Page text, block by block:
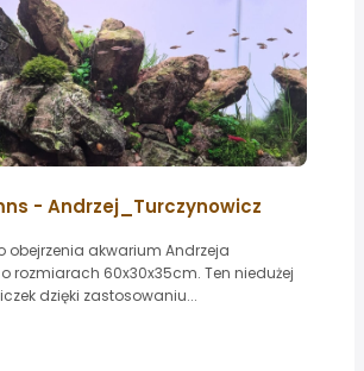
- Andrzej_Turczynowicz
obejrzenia akwarium Andrzeja
rozmiarach 60x30x35cm. Ten niedużej
dzięki zastosowaniu...